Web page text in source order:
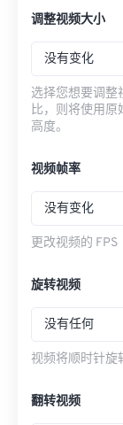
调整视频大小
没有变化
选择您想要调整
比，则将使用原
高度。
视频帧率
没有变化
更改视频的 FPS
旋转视频
没有任何
视频将顺时针旋
翻转视频